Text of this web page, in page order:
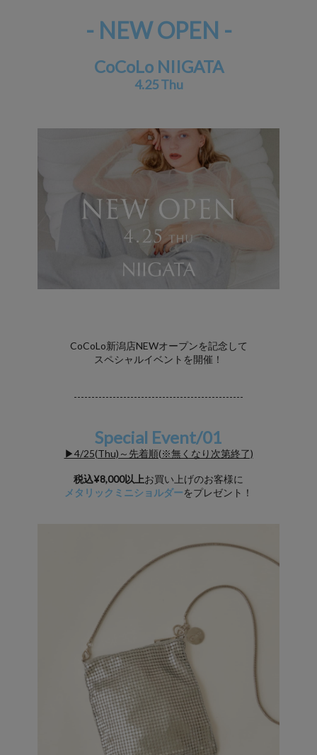
- NEW OPEN -
CoCoLo NIIGATA
4.25 Thu
CoCoLo新潟店NEWオープンを記念して
スペシャルイベントを開催！
------------------------------------------------
Special Event/01
▶4/25(Thu)～先着順(※無くなり次第終了)
税込¥8,000以上お買い上げのお客様に
メタリックミニショルダーをプレゼント！